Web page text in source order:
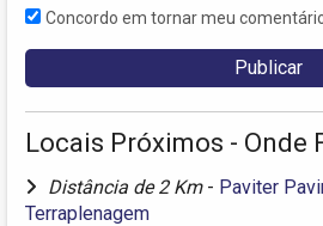
Concordo em tornar meu
Locais Próximos - Onde
Distância de 2 Km - Paviter
Terraplenagem